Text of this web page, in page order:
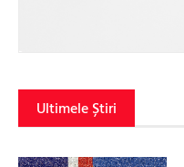
Ultimele Știri